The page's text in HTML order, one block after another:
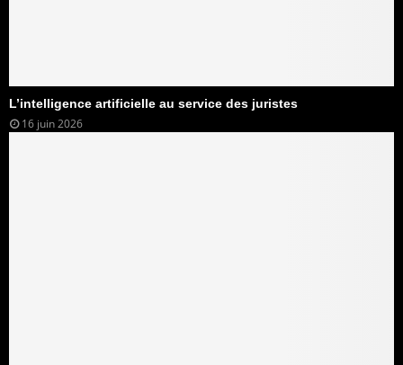
L’intelligence artificielle au service des juristes
16 juin 2026